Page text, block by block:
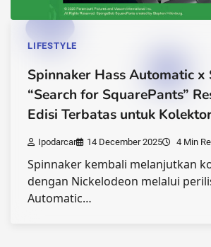
LIFESTYLE
Spinnaker Hass Automatic x
“Search for SquarePants”
Edisi Terbatas untuk
Ipodarcar 14 December 2025 4 Min
Spinnaker kembali melanjutkan
dengan Nickelodeon melalui
Automatic…